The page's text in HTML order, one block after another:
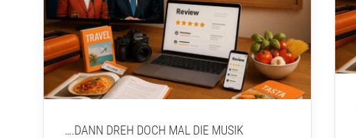
….DANN DREH DOCH MAL DIE MUSIK